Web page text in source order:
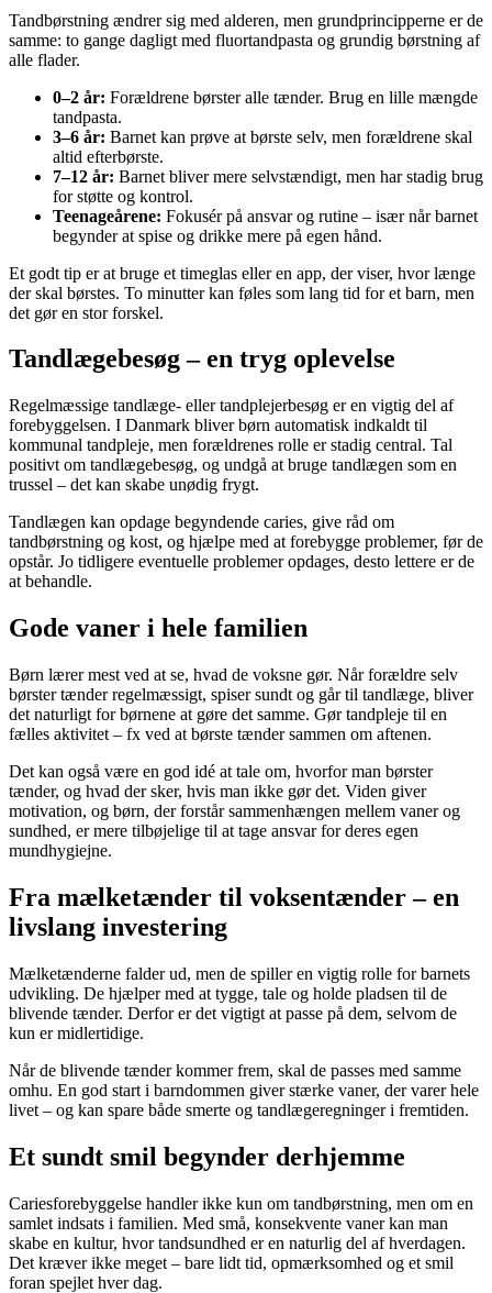
Tandbørstning ændrer sig med alderen, men grundprincipperne er de
samme: to gange dagligt med fluortandpasta og grundig børstning af
alle flader.
0–2 år: Forældrene børster alle tænder. Brug en lille mængde
tandpasta.
3–6 år: Barnet kan prøve at børste selv, men forældrene skal
altid efterbørste.
7–12 år: Barnet bliver mere selvstændigt, men har stadig brug
for støtte og kontrol.
Teenageårene: Fokusér på ansvar og rutine – især når barnet
begynder at spise og drikke mere på egen hånd.
Et godt tip er at bruge et timeglas eller en app, der viser, hvor længe
der skal børstes. To minutter kan føles som lang tid for et barn, men
det gør en stor forskel.
Tandlægebesøg – en tryg oplevelse
Regelmæssige tandlæge- eller tandplejerbesøg er en vigtig del af
forebyggelsen. I Danmark bliver børn automatisk indkaldt til
kommunal tandpleje, men forældrenes rolle er stadig central. Tal
positivt om tandlægebesøg, og undgå at bruge tandlægen som en
trussel – det kan skabe unødig frygt.
Tandlægen kan opdage begyndende caries, give råd om
tandbørstning og kost, og hjælpe med at forebygge problemer, før de
opstår. Jo tidligere eventuelle problemer opdages, desto lettere er de
at behandle.
Gode vaner i hele familien
Børn lærer mest ved at se, hvad de voksne gør. Når forældre selv
børster tænder regelmæssigt, spiser sundt og går til tandlæge, bliver
det naturligt for børnene at gøre det samme. Gør tandpleje til en
fælles aktivitet – fx ved at børste tænder sammen om aftenen.
Det kan også være en god idé at tale om, hvorfor man børster
tænder, og hvad der sker, hvis man ikke gør det. Viden giver
motivation, og børn, der forstår sammenhængen mellem vaner og
sundhed, er mere tilbøjelige til at tage ansvar for deres egen
mundhygiejne.
Fra mælketænder til voksentænder – en
livslang investering
Mælketænderne falder ud, men de spiller en vigtig rolle for barnets
udvikling. De hjælper med at tygge, tale og holde pladsen til de
blivende tænder. Derfor er det vigtigt at passe på dem, selvom de
kun er midlertidige.
Når de blivende tænder kommer frem, skal de passes med samme
omhu. En god start i barndommen giver stærke vaner, der varer hele
livet – og kan spare både smerte og tandlægeregninger i fremtiden.
Et sundt smil begynder derhjemme
Cariesforebyggelse handler ikke kun om tandbørstning, men om en
samlet indsats i familien. Med små, konsekvente vaner kan man
skabe en kultur, hvor tandsundhed er en naturlig del af hverdagen.
Det kræver ikke meget – bare lidt tid, opmærksomhed og et smil
foran spejlet hver dag.